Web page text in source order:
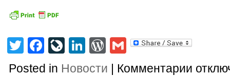
TwitterFacebook
LiveJournal
LinkedIn
WordPress
Gmail
Posted in Новости | Комментарии записи